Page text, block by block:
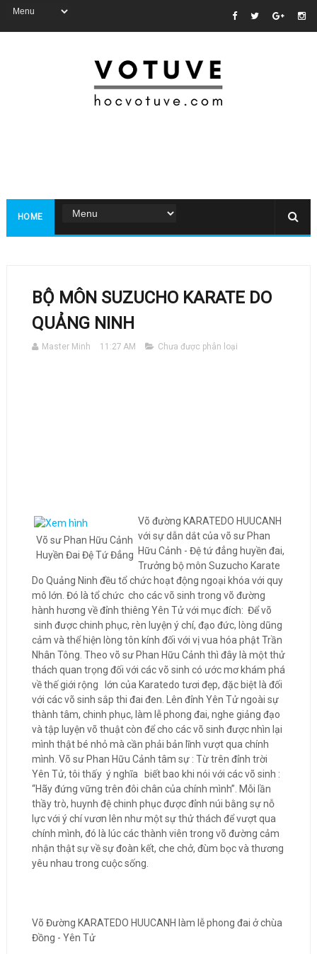
HOME
BỘ MÔN SUZUCHO KARATE DO
QUẢNG NINH
Master Minh 11:27 AM Chưa được phân loại
Võ sư Phan Hữu Cảnh
Huyền Đai Đệ Tứ Đẳng
Võ đường KARATEDO HUUCANH
với sự dẫn dắt của võ sư Phan
Hữu Cảnh - Đệ tứ đẳng huyền đai,
Trưởng bộ môn Suzucho Karate
Do Quảng Ninh đều tổ chức hoạt động ngoại khóa với quy
mô lớn. Đó là tổ chức cho các võ sinh trong võ đường
hành hương về đỉnh thiêng Yên Tử với mục đích: Để võ
sinh được chinh phục, rèn luyện ý chí, đạo đức, lòng dũng
cảm và thể hiện lòng tôn kính đối với vị vua hóa phật Trần
Nhân Tông. Theo võ sư Phan Hữu Cảnh thì đây là một thử
thách quan trọng đối với các võ sinh có ước mơ khám phá
về thế giới rộng lớn của Karatedo tươi đẹp, đặc biệt là đối
với các võ sinh sắp thi đai đen. Lên đỉnh Yên Tử ngoài sự
thành tâm, chinh phục, làm lễ phong đai, nghe giảng đạo
và tập luyện võ thuật còn để cho các võ sinh được nhìn lại
mình thật bé nhỏ mà cần phải bản lĩnh vượt qua chính
mình. Võ sư Phan Hữu Cảnh tâm sự : Từ trên đỉnh trời
Yên Tử, tôi thấy ý nghĩa biết bao khi nói với các võ sinh :
“Hãy đứng vững trên đôi chân của chính mình”. Mỗi lần
thầy trò, huynh đệ chinh phục được đỉnh núi bằng sự nỗ
lực với ý chí vươn lên như một sự thử thách để vượt qua
chính mình, đó là lúc các thành viên trong võ đường cảm
nhận thật sự về sự đoàn kết, che chở, đùm bọc và thương
yêu nhau trong cuộc sống.
Võ Đường KARATEDO HUUCANH làm lễ phong đai ở chùa
Đồng - Yên Tử